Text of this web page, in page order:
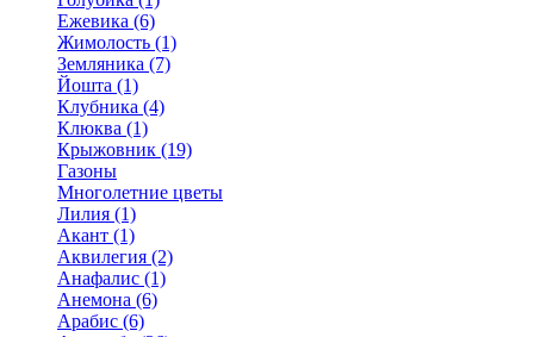
Ежевика (6)
Жимолость (1)
Земляника (7)
Йошта (1)
Клубника (4)
Клюква (1)
Крыжовник (19)
Газоны
Многолетние цветы
Лилия (1)
Акант (1)
Аквилегия (2)
Анафалис (1)
Анемона (6)
Арабис (6)